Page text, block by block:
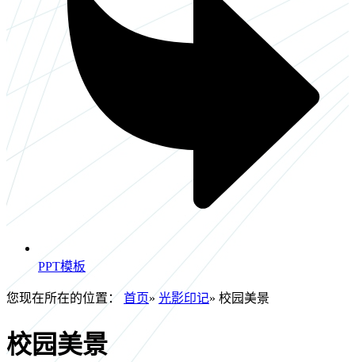
PPT模板
您现在所在的位置： 首页» 光影印记» 校园美景
校园美景